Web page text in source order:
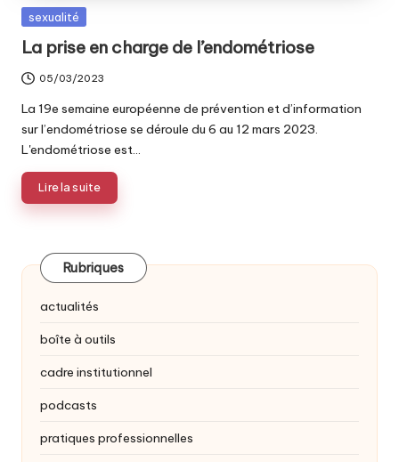
Posted
sexualité
La prise en charge de l’endométriose
05/03/2023
La 19e semaine européenne de prévention et d’information
sur l’endométriose se déroule du 6 au 12 mars 2023.
L'endométriose est…
Lire la suite
Rubriques
actualités
boîte à outils
cadre institutionnel
podcasts
pratiques professionnelles